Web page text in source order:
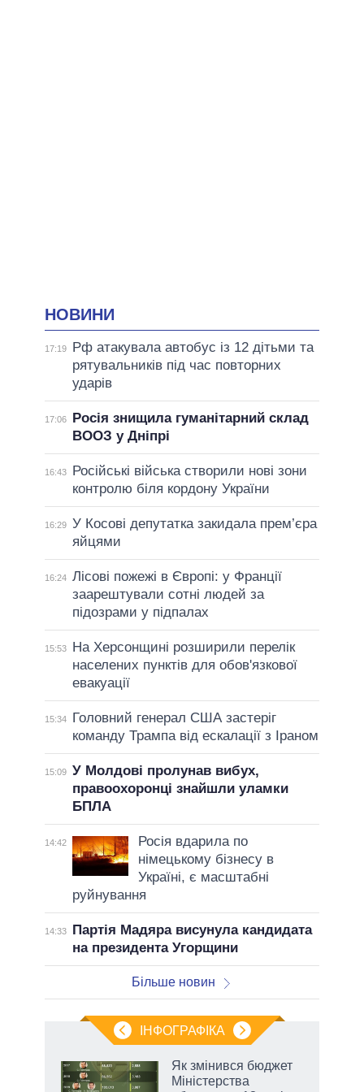
НОВИНИ
17:19
Рф атакувала автобус із 12 дітьми та
рятувальників під час повторних
ударів
17:06
Росія знищила гуманітарний склад
ВООЗ у Дніпрі
16:43
Російські війська створили нові зони
контролю біля кордону України
16:29 У Косові депутатка закидала прем’єра
яйцями
16:24 Лісові пожежі в Європі: у Франції
заарештували сотні людей за
підозрами у підпалах
15:53
На Херсонщині розширили перелік
населених пунктів для обов'язкової
евакуації
15:34
Головний генерал США застеріг
команду Трампа від ескалації з Іраном
15:09 У Молдові пролунав вибух,
правоохоронці знайшли уламки
БПЛА
14:42
Росія вдарила по
німецькому бізнесу в
Україні, є масштабні
руйнування
14:33
Партія Мадяра висунула кандидата
на президента Угорщини
Більше новин
ІНФОГРАФІКА
Як змінився бюджет
Міністерства